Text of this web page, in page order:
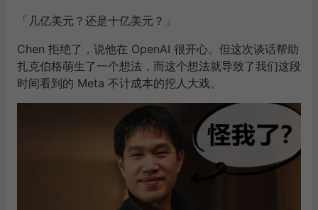
「几亿美元？还是十亿美元？」
Chen 拒绝了，说他在 OpenAI 很开心。但这次谈话帮助
扎克伯格萌生了一个想法，而这个想法就导致了我们这段
时间看到的 Meta 不计成本的挖人大戏。